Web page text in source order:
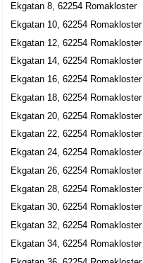
Ekgatan 8, 62254 Romakloster
Ekgatan 10, 62254 Romakloster
Ekgatan 12, 62254 Romakloster
Ekgatan 14, 62254 Romakloster
Ekgatan 16, 62254 Romakloster
Ekgatan 18, 62254 Romakloster
Ekgatan 20, 62254 Romakloster
Ekgatan 22, 62254 Romakloster
Ekgatan 24, 62254 Romakloster
Ekgatan 26, 62254 Romakloster
Ekgatan 28, 62254 Romakloster
Ekgatan 30, 62254 Romakloster
Ekgatan 32, 62254 Romakloster
Ekgatan 34, 62254 Romakloster